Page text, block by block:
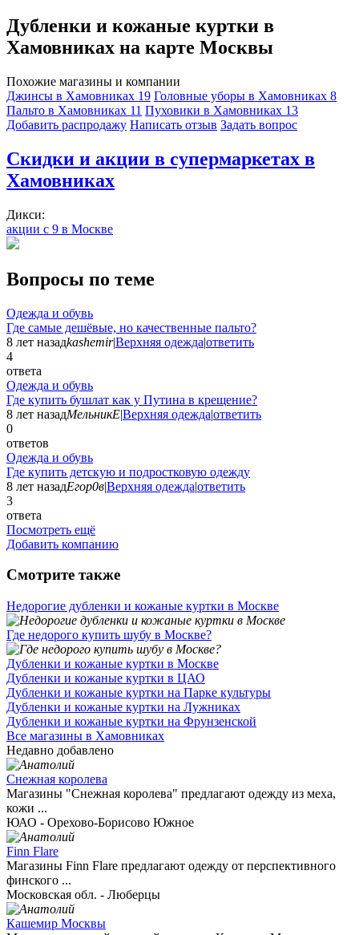
Дубленки и кожаные куртки в
Хамовниках на карте Москвы
Похожие магазины и компании
Джинсы в Хамовниках 19 Головные уборы в Хамовниках 8
Пальто в Хамовниках 11 Пуховики в Хамовниках 13
Добавить раcпродажу Написать отзыв Задать вопрос
Скидки и акции в супермаркетах в
Хамовниках
Дикси:
акции с 9 в Москве
Вопросы по теме
Одежда и обувь
Где самые дешёвые, но качественные пальто?
8 лет назадkashemir|Верхняя одежда|ответить
4
ответа
Одежда и обувь
Где купить бушлат как у Путина в крещение?
8 лет назадМельникЕ|Верхняя одежда|ответить
0
ответов
Одежда и обувь
Где купить детскую и подростковую одежду
8 лет назадЕгор0в|Верхняя одежда|ответить
3
ответа
Посмотреть ещё
Добавить компанию
Смотрите также
Недорогие дубленки и кожаные куртки в Москве
Где недорого купить шубу в Москве?
Дубленки и кожаные куртки в Москве
Дубленки и кожаные куртки в ЦАО
Дубленки и кожаные куртки на Парке культуры
Дубленки и кожаные куртки на Лужниках
Дубленки и кожаные куртки на Фрунзенской
Все магазины в Хамовниках
Недавно добавлено
Снежная королева
Магазины "Снежная королева" предлагают одежду из меха,
кожи ...
ЮАО - Орехово-Борисово Южное
Finn Flare
Магазины Finn Flare предлагают одежду от перспективного
финского ...
Московская обл. - Люберцы
Кашемир Москвы